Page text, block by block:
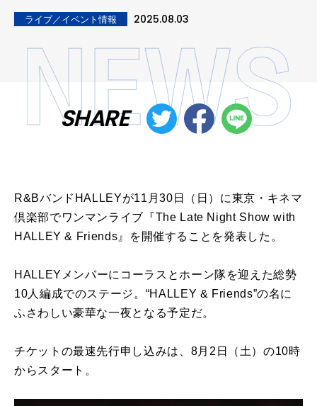
ライブ／イベント情報 2025.08.03
SHARE
R&BバンドHALLEYが11月30日（日）に東京・キネマ
倶楽部でワンマンライブ『The Late Night Show with
HALLEY & Friends』を開催することを発表した。
HALLEYメンバーにコーラスとホーン隊を迎えた総勢
10人編成でのステージ。“HALLEY & Friends”の名に
ふさわしい豪華な一夜となる予定だ。
チケットの最速先行申し込みは、8月2日（土）の10時
からスタート。